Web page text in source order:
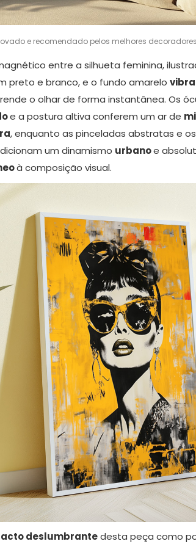
e recomendado pelos melhores
entre a silhueta feminina,
preto e branco, e o fundo amarelo
o olhar de forma instantânea. Os
e a postura altiva conferem um ar de
, enquanto as pinceladas abstratas e
um dinamismo urbanoe
à composição visual.
deslumbrantedesta peça como